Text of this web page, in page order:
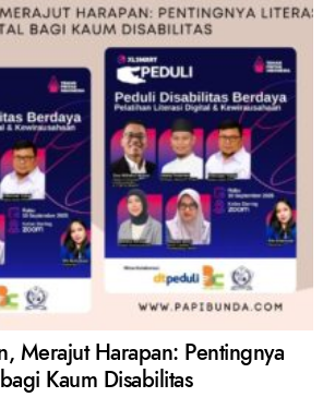
Merajut Harapan: Pentingnya
Kaum Disabilitas